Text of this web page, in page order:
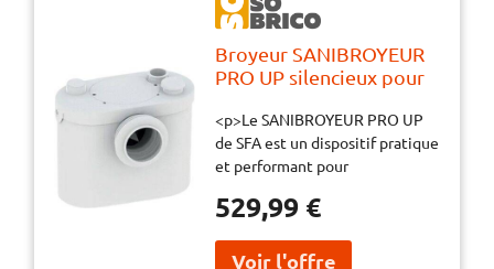
Broyeur SANIBROYEUR
PRO UP silencieux pour
ST3UPSTD
<p>Le SANIBROYEUR PRO UP
de SFA est un dispositif pratique
et performant pour
lavabos. Grâce à ses deux
efficacement les eaux usées,
529,99 €